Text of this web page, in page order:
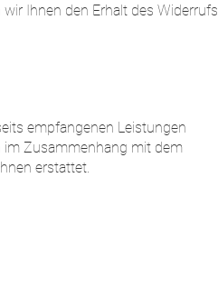
Ihnen den Erhalt des Widerrufs
empfangenen Leistungen
im Zusammenhang mit dem
erstattet.